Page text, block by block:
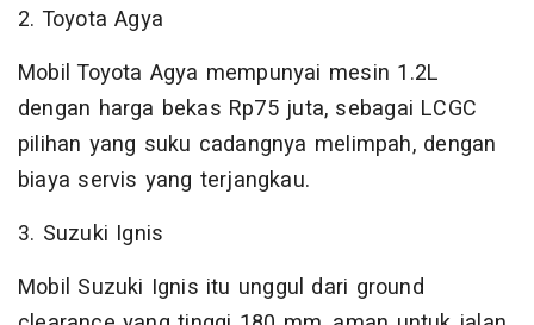
2. Toyota Agya
Mobil Toyota Agya mempunyai mesin 1.2L
dengan harga bekas Rp75 juta, sebagai LCGC
pilihan yang suku cadangnya melimpah, dengan
biaya servis yang terjangkau.
3. Suzuki Ignis
Mobil Suzuki Ignis itu unggul dari ground